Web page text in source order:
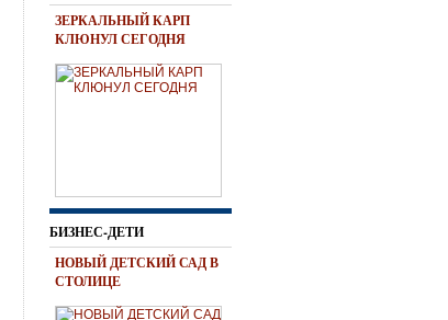
ЗЕРКАЛЬНЫЙ КАРП
КЛЮНУЛ СЕГОДНЯ
БИЗНЕС-ДЕТИ
НОВЫЙ ДЕТСКИЙ САД В
СТОЛИЦЕ